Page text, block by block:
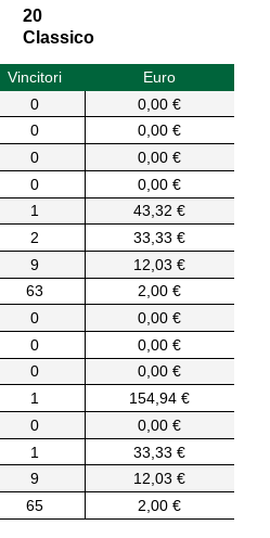
20
Classico
Vincitori
Euro
0
0,00 €
0
0,00 €
0
0,00 €
0
0,00 €
1
43,32 €
2
33,33 €
9
12,03 €
63
2,00 €
0
0,00 €
0
0,00 €
0
0,00 €
1
154,94 €
0
0,00 €
1
33,33 €
9
12,03 €
65 2,00 €